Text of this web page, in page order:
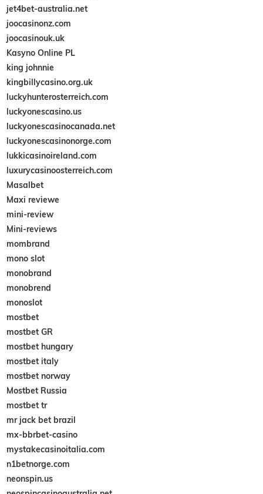
jet4bet-australia.net
joocasinonz.com
joocasinouk.uk
Kasyno Online PL
king johnnie
kingbillycasino.org.uk
luckyhunterosterreich.com
luckyonescasino.us
luckyonescasinocanada.net
luckyonescasinonorge.com
lukkicasinoireland.com
luxurycasinoosterreich.com
Masalbet
Maxi reviewe
mini-review
Mini-reviews
mombrand
mono slot
monobrand
monobrend
monoslot
mostbet
mostbet GR
mostbet hungary
mostbet italy
mostbet norway
Mostbet Russia
mostbet tr
mr jack bet brazil
mx-bbrbet-casino
mystakecasinoitalia.com
n1betnorge.com
neonspin.us